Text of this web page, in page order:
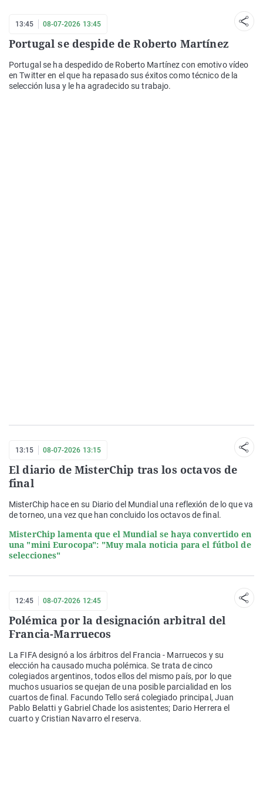
13:45 08-07-2026 13:45
Portugal se despide de Roberto Martínez
Portugal se ha despedido de Roberto Martínez con emotivo vídeo
en Twitter en el que ha repasado sus éxitos como técnico de la
selección lusa y le ha agradecido su trabajo.
13:15 08-07-2026 13:15
El diario de MisterChip tras los octavos de
final
MisterChip hace en su Diario del Mundial una reflexión de lo que va
de torneo, una vez que han concluido los octavos de final.
MisterChip lamenta que el Mundial se haya convertido en
una "mini Eurocopa": "Muy mala noticia para el fútbol de
selecciones"
12:45 08-07-2026 12:45
Polémica por la designación arbitral del
Francia-Marruecos
La FIFA designó a los árbitros del Francia - Marruecos y su
elección ha causado mucha polémica. Se trata de cinco
colegiados argentinos, todos ellos del mismo país, por lo que
muchos usuarios se quejan de una posible parcialidad en los
cuartos de final. Facundo Tello será colegiado principal, Juan
Pablo Belatti y Gabriel Chade los asistentes; Dario Herrera el
cuarto y Cristian Navarro el reserva.